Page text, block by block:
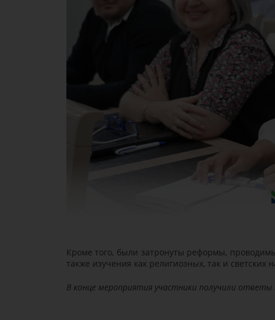
Кроме того, были затронуты реформы,
также изучения как религиозных, так и светских
В конце мероприятия участники получили